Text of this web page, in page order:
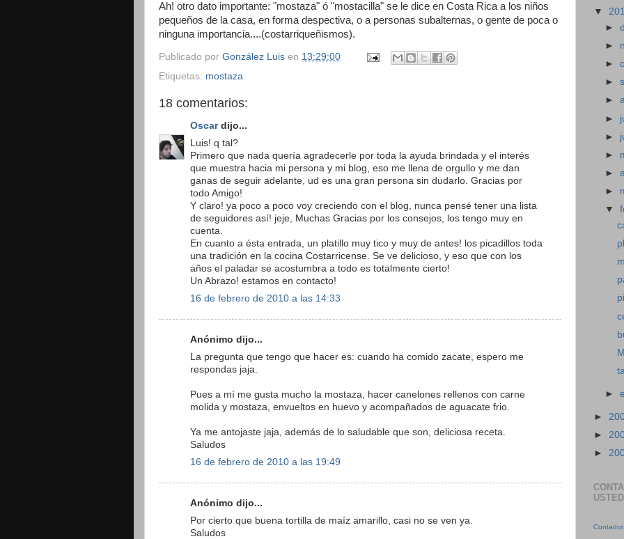
Ah! otro dato importante: "mostaza" ó "mostacilla" se le dice en Costa Rica a los niños
pequeños de la casa, en forma despectiva, o a personas subalternas, o gente de poca o
ninguna importancia....(costarriqueñismos).
Publicado por González Luis en 13:29:00
Etiquetas: mostaza
18 comentarios:
Oscardijo...
Luis! q tal?
Primero que nada quería agradecerle por toda la ayuda brindada y el interés
que muestra hacia mi persona y mi blog, eso me llena de orgullo y me dan
ganas de seguir adelante, ud es una gran persona sin dudarlo. Gracias por
todo Amigo!
Y claro! ya poco a poco voy creciendo con el blog, nunca pensé tener una lista
de seguidores así! jeje, Muchas Gracias por los consejos, los tengo muy en
cuenta.
En cuanto a ésta entrada, un platillo muy tico y muy de antes! los picadillos toda
una tradición en la cocina Costarricense. Se ve delicioso, y eso que con los
años el paladar se acostumbra a todo es totalmente cierto!
Un Abrazo! estamos en contacto!
16 de febrero de 2010 a las 14:33
Anónimo dijo...
La pregunta que tengo que hacer es: cuando ha comido zacate, espero me
respondas jaja.
Pues a mí me gusta mucho la mostaza, hacer canelones rellenos con carne
molida y mostaza, envueltos en huevo y acompañados de aguacate frio.
Ya me antojaste jaja, además de lo saludable que son, deliciosa receta.
Saludos
16 de febrero de 2010 a las 19:49
Anónimo dijo...
Por cierto que buena tortilla de maíz amarillo, casi no se ven ya.
Saludos
▼
►
►
►
►
►
►
►
►
►
►
▼
►
►
►
►